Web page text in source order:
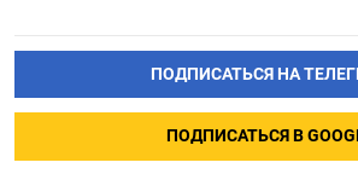
ПОДПИСАТЬСЯ НА
ПОДПИСАТЬСЯ В